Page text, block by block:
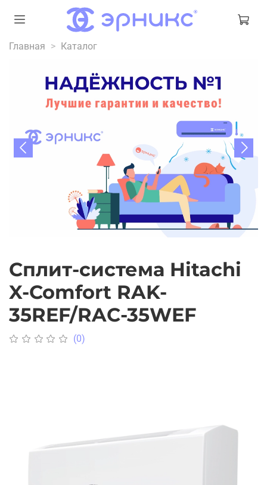
Главная Каталог
Сплит-система Hitachi
X-Comfort RAK-
35REF/RAC-35WEF
(0)